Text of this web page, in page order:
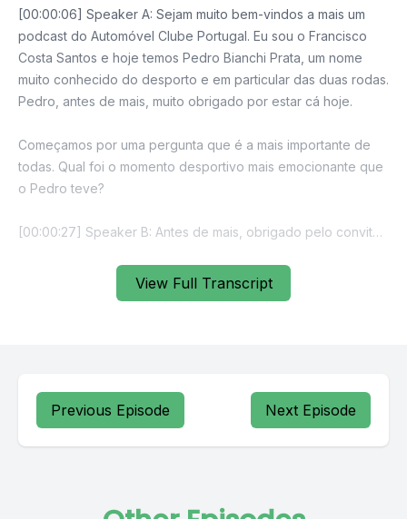
View Full Transcript
Previous Episode Next Episode